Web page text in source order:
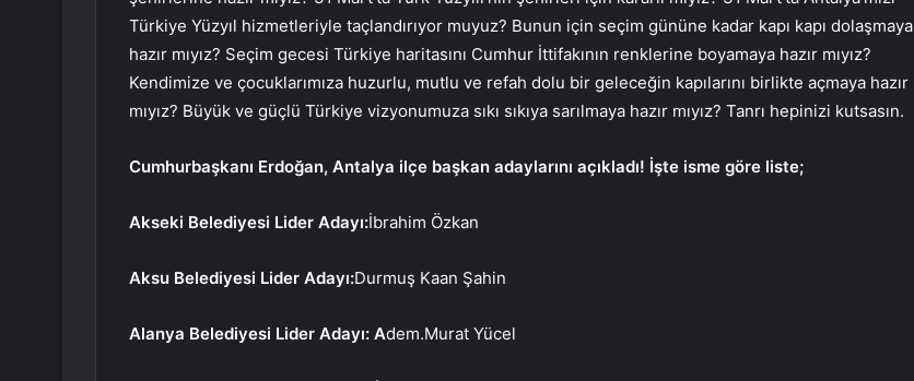
Türkiye Yüzyıl hizmetleriyle taçlandırıyor muyuz? Bunun için seçim gününe kadar kapı kapı dolaşmaya
hazır mıyız? Seçim gecesi Türkiye haritasını Cumhur İttifakının renklerine boyamaya hazır mıyız?
Kendimize ve çocuklarımıza huzurlu, mutlu ve refah dolu bir geleceğin kapılarını birlikte açmaya hazır
mıyız? Büyük ve güçlü Türkiye vizyonumuza sıkı sıkıya sarılmaya hazır mıyız? Tanrı hepinizi kutsasın.
Cumhurbaşkanı Erdoğan, Antalya ilçe başkan adaylarını açıkladı! İşte isme göre liste;
Akseki Belediyesi Lider Adayı:İbrahim Özkan
Aksu Belediyesi Lider Adayı:Durmuş Kaan Şahin
Alanya Belediyesi Lider Adayı: Adem.Murat Yücel